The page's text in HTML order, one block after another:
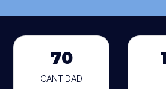
70
CANTIDAD